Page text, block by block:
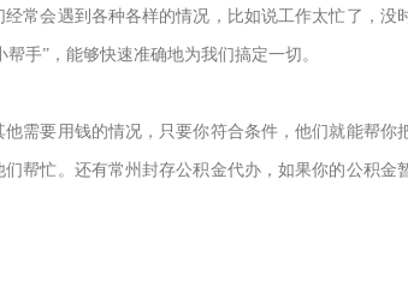
常会遇到各种各样的情况，比如说工作太忙了，
手”，能够快速准确地为我们搞定一切。
需要用钱的情况，只要你符合条件，他们就能帮
帮忙。还有常州封存公积金代办，如果你的公积